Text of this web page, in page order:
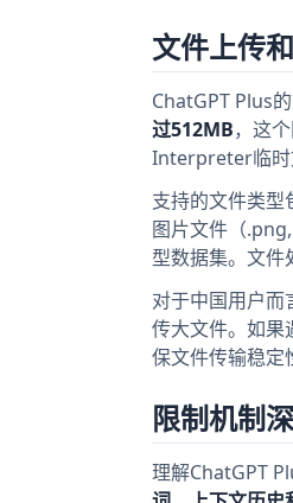
文件上传
ChatGPT Plus
过512MB，这
Interpreter临时
支持的文件类型
图片文件（
型数据集。文件
对于中国用户而
传大文件。如
保文件传输稳定
限制机制
理解ChatGPT